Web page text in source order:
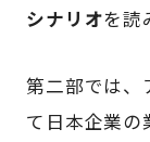
シナリオを読
第二部では、
て日本企業の